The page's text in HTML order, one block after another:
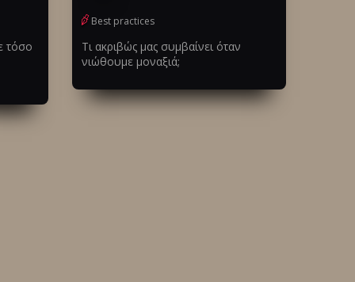
τόσο
Best practices
Τι ακριβώς μας συμβαίνει όταν
νιώθουμε μοναξιά;